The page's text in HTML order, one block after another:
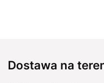
Dostawa na